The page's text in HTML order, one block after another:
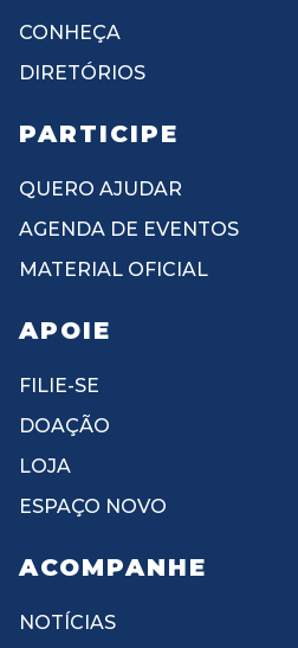
CONHEÇA
DIRETÓRIOS
PARTICIPE
QUERO AJUDAR
AGENDA DE EVENTOS
MATERIAL OFICIAL
APOIE
FILIE-SE
DOAÇÃO
LOJA
ESPAÇO NOVO
ACOMPANHE
NOTÍCIAS